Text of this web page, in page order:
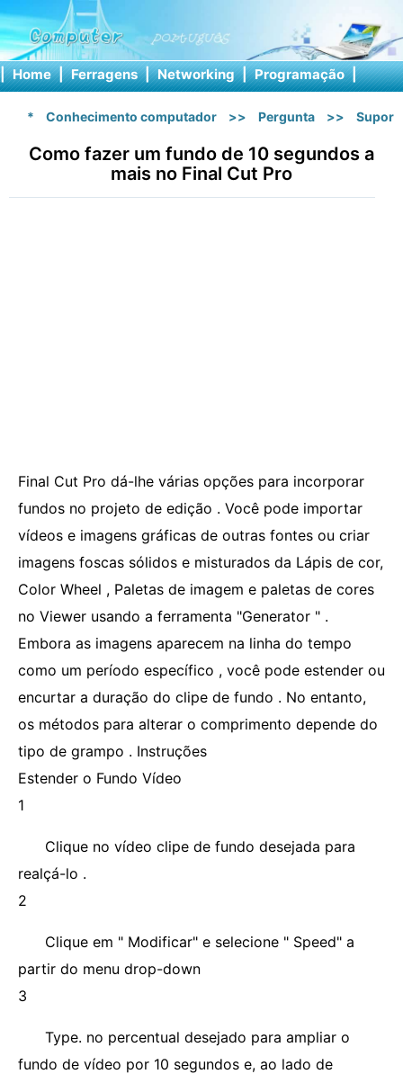
| Home | Ferragens | Networking | Programação |
* Conhecimento computador >> Pergunta >>
Como fazer um fundo de 10 segundos a
mais no Final Cut Pro
Final Cut Pro dá-lhe várias opções para incorporar
fundos no projeto de edição . Você pode importar
vídeos e imagens gráficas de outras fontes ou criar
imagens foscas sólidos e misturados da Lápis de cor,
Color Wheel , Paletas de imagem e paletas de cores
no Viewer usando a ferramenta "Generator " .
Embora as imagens aparecem na linha do tempo
como um período específico , você pode estender ou
encurtar a duração do clipe de fundo . No entanto,
os métodos para alterar o comprimento depende do
tipo de grampo . Instruções
Estender o Fundo Vídeo
1
Clique no vídeo clipe de fundo desejada para
realçá-lo .
2
Clique em " Modificar" e selecione " Speed" a
partir do menu drop-down
3
Type. no percentual desejado para ampliar o
fundo de vídeo por 10 segundos e, ao lado de